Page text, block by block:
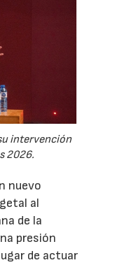
intervención
2026.
nuevo
al
de la
presión
de actuar